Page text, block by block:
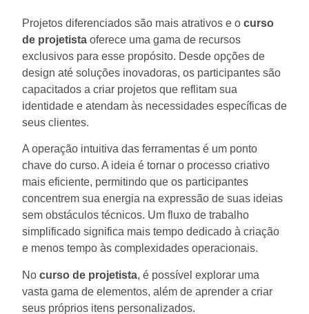
Projetos diferenciados são mais atrativos e o curso
de projetista oferece uma gama de recursos
exclusivos para esse propósito. Desde opções de
design até soluções inovadoras, os participantes são
capacitados a criar projetos que reflitam sua
identidade e atendam às necessidades específicas de
seus clientes.
A operação intuitiva das ferramentas é um ponto
chave do curso. A ideia é tornar o processo criativo
mais eficiente, permitindo que os participantes
concentrem sua energia na expressão de suas ideias
sem obstáculos técnicos. Um fluxo de trabalho
simplificado significa mais tempo dedicado à criação
e menos tempo às complexidades operacionais.
No curso de projetista, é possível explorar uma
vasta gama de elementos, além de aprender a criar
seus próprios itens personalizados.